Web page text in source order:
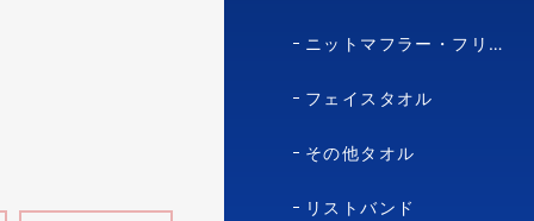
ニットマフラー・フリースマフラー
フェイスタオル
その他タオル
リストバンド